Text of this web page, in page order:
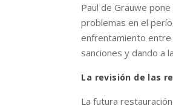
Paul de Grauwe
problemas en el
enfrentamiento entre
sanciones y dando a
La revisión de las
La futura